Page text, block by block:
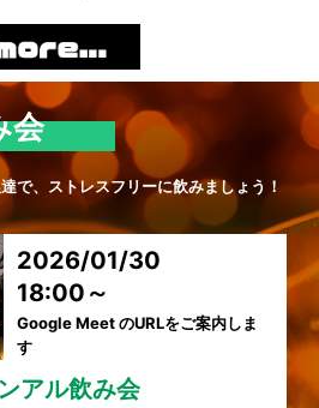
会
で、ストレスフリーに飲みましょう！
2026/01/30
18:00～
Google Meet のURLをご案内しま
す
アル飲み会